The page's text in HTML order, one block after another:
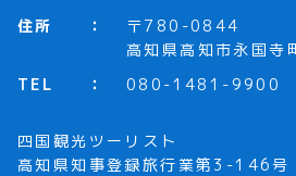
住所
〒780-0844
高知県高知市永国
TEL
080-1481-9900
四国観光ツーリスト
高知県知事登録旅行業第3-146号